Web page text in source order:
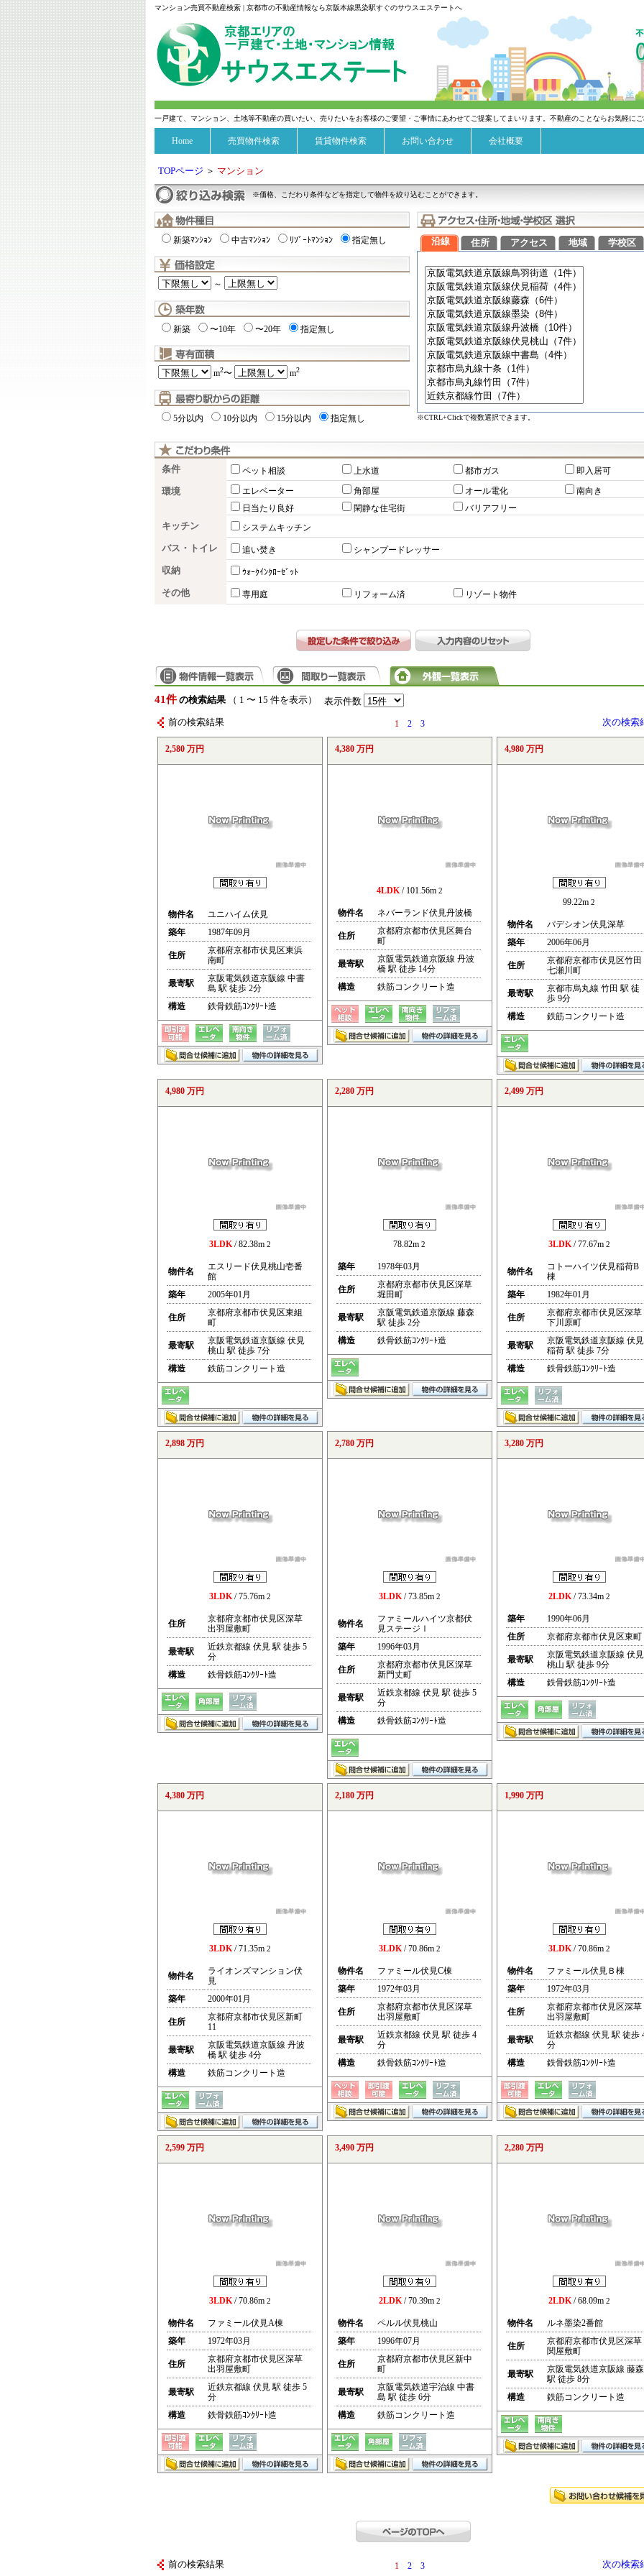
マンション売買不動産検索 | 京都市の不動産情報なら京阪本線黒染駅すぐのサウスエステートへ
一戸建て、マンション、土地等不動産の買いたい、売りたいをお客様のご要望・ご事情にあわせてご提案してまいります。不動産のことならお気軽に
Home 売買物件検索 賃貸物件検索 お問い合わせ 会社概要
TOPページ ＞ マンション
※価格、こだわり条件などを指定して物件を絞り込むことができます。
新築ﾏﾝｼｮﾝ 中古ﾏﾝｼｮﾝ ﾘｿﾞｰﾄﾏﾝｼｮﾝ 指定無し
～
新築 〜10年 〜20年 指定無し
m2〜 m2
5分以内 10分以内 15分以内 指定無し
沿線 住所 アクセス 地域 学校区
※CTRL+Clickで複数選択できます。
条件 ペット相談 上水道 都市ガス 即入居可
環境 エレベーター 角部屋 オール電化
南向き
日当たり良好
閑静な住宅街 バリアフリー
キッチン システムキッチン
バス・トイレ 追い焚き シャンプードレッサー
収納 ｳｫｰｸｲﾝｸﾛｰｾﾞｯﾄ
その他 専用庭 リフォーム済 リゾート物件
41件 の検索結果（ 1 〜 15 件を表示） 表示件数
前の検索結果 1 2 3 次の検索
2,580 万円
物件名
ユニハイム伏見
築年
1987年09月
住所
京都府京都市伏見区東浜
南町
最寄駅
京阪電気鉄道京阪線 中書
島 駅 徒歩 2分
構造
鉄骨鉄筋ｺﾝｸﾘｰﾄ造
4,380 万円
4LDK/ 101.56m 2
物件名 ネバーランド伏見丹波橋
住所
京都府京都市伏見区舞台
町
最寄駅
京阪電気鉄道京阪線 丹波
橋 駅 徒歩 14分
構造
鉄筋コンクリート造
4,980 万円
99.22m 2
物件名
パデシオン伏見深草
築年
2006年06月
住所
京都府京都市伏見区竹田
七瀬川町
最寄駅
京都市烏丸線 竹田 駅 徒
歩 9分
構造
鉄筋コンクリート造
4,980 万円
3LDK/ 82.38m 2
物件名
エスリード伏見桃山壱番
館
築年
2005年01月
住所
京都府京都市伏見区東組
町
最寄駅
京阪電気鉄道京阪線 伏見
桃山 駅 徒歩 7分
構造
鉄筋コンクリート造
2,280 万円
78.82m 2
築年 1978年03月
住所
京都府京都市伏見区深草
堀田町
最寄駅
京阪電気鉄道京阪線 藤森
駅 徒歩 2分
構造
鉄骨鉄筋ｺﾝｸﾘｰﾄ造
2,499 万円
3LDK/ 77.67m 2
物件名
コトーハイツ伏見稲荷B
棟
築年
1982年01月
住所
京都府京都市伏見区深草
下川原町
最寄駅
京阪電気鉄道京阪線 伏見
稲荷 駅 徒歩 7分
構造
鉄骨鉄筋ｺﾝｸﾘｰﾄ造
2,898 万円
3LDK/ 75.76m 2
住所
京都府京都市伏見区深草
出羽屋敷町
最寄駅
近鉄京都線 伏見 駅 徒歩 5
分
構造
鉄骨鉄筋ｺﾝｸﾘｰﾄ造
2,780 万円
3LDK/ 73.85m 2
物件名
ファミールハイツ京都伏
見ステージⅠ
築年
1996年03月
住所
京都府京都市伏見区深草
新門丈町
最寄駅
近鉄京都線 伏見 駅 徒歩 5
分
構造
鉄骨鉄筋ｺﾝｸﾘｰﾄ造
3,280 万円
2LDK/ 73.34m 2
築年
1990年06月
住所
京都府京都市伏見区東町
最寄駅
京阪電気鉄道京阪線 伏見
桃山 駅 徒歩 9分
構造
鉄骨鉄筋ｺﾝｸﾘｰﾄ造
4,380 万円
3LDK/ 71.35m 2
物件名
ライオンズマンション伏
見
築年
2000年01月
住所
京都府京都市伏見区新町
11
最寄駅
京阪電気鉄道京阪線 丹波
橋 駅 徒歩 4分
構造
鉄筋コンクリート造
2,180 万円
3LDK/ 70.86m 2
物件名
ファミール伏見C棟
築年
1972年03月
住所
京都府京都市伏見区深草
出羽屋敷町
最寄駅
近鉄京都線 伏見 駅 徒歩 4
分
構造
鉄骨鉄筋ｺﾝｸﾘｰﾄ造
1,990 万円
3LDK/ 70.86m 2
物件名
ファミール伏見Ｂ棟
築年
1972年03月
住所
京都府京都市伏見区深草
出羽屋敷町
最寄駅
近鉄京都線 伏見 駅 徒歩
分
構造
鉄骨鉄筋ｺﾝｸﾘｰﾄ造
2,599 万円
3LDK/ 70.86m 2
物件名
ファミール伏見A棟
築年
1972年03月
住所
京都府京都市伏見区深草
出羽屋敷町
最寄駅
近鉄京都線 伏見 駅 徒歩 5
分
構造
鉄骨鉄筋ｺﾝｸﾘｰﾄ造
3,490 万円
2LDK/ 70.39m 2
物件名
ペルル伏見桃山
築年
1996年07月
住所
京都府京都市伏見区新中
町
最寄駅
京阪電気鉄道宇治線 中書
島 駅 徒歩 6分
構造
鉄筋コンクリート造
2,280 万円
2LDK/ 68.09m 2
物件名 ルネ墨染2番館
住所
京都府京都市伏見区深草
関屋敷町
最寄駅
京阪電気鉄道京阪線 藤森
駅 徒歩 8分
構造
鉄筋コンクリート造
前の検索結果 1 2 3 次の検索